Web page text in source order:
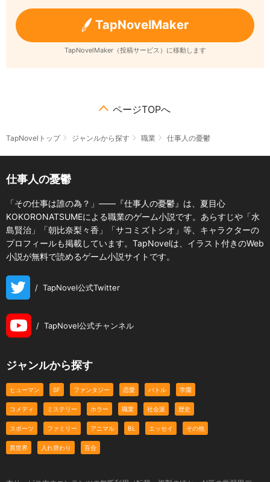
TapNovelMaker
TapNovelMaker（投稿サービス）に移動します
ページTOPへ
TapNovelトップ ジャンルから探す 職業 仕事人の憂鬱
仕事人の憂鬱
「その仕事は誰の為？」――『仕事人の憂鬱』は、夏目心
KOKORONATSUMEによる職業のゲーム小説です。あらすじや「水
島賢治」「朝比奈梨々香」「サコミズトシオ」等、キャラクターの
プロフィールも掲載しています。TapNovelは、イラスト付きのWeb
小説が無料で読めるゲーム小説サイトです。
/ TapNovel公式Twitter
/ TapNovel公式チャンネル
ジャンルから探す
ヒューマン SF ファンタジー 恋愛 バトル 学園
コメディ ミステリー ホラー 職業 社会派 歴史
スポーツ ファミリー アニマル BL エッセイ その他
異世界 入れ替わり 百合